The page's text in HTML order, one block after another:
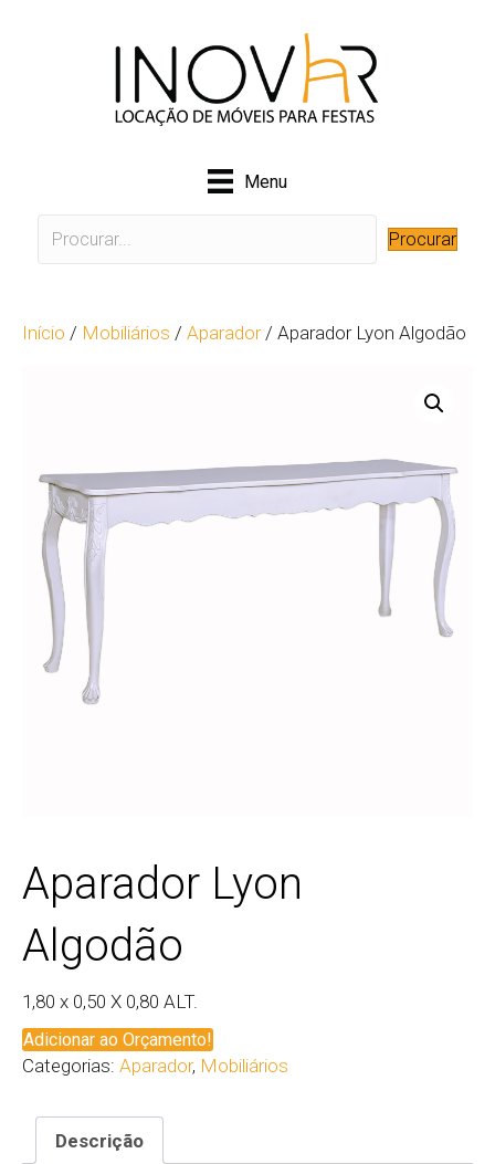
Menu
Procurar
Início / Mobiliários / Aparador/ Aparador Lyon Algodão
Aparador Lyon
Algodão
1,80 x 0,50 X 0,80 ALT.
Adicionar ao Orçamento!
Categorias: Aparador, Mobiliários
Descrição